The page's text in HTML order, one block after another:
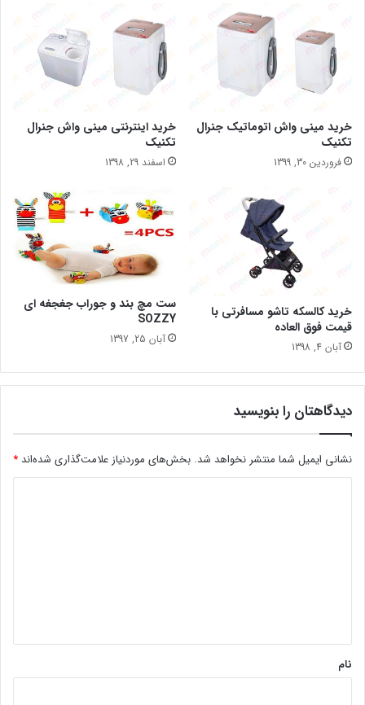
خرید مینی واش اتوماتیک جنرال
تکنیک
فروردین 30, 1399
خرید اینترنتی مینی واش جنرال
تکنیک
اسفند 29, 1398
خرید کالسکه تاشو مسافرتی با
قیمت فوق العاده
آبان 4, 1398
ست مچ بند و جوراب جغجغه ای
SOZZY
آبان 25, 1397
دیدگاهتان را بنویسید
نشانی ایمیل شما منتشر نخواهد شد. بخش‌های موردنیاز علامت‌گذاری شده‌اند *
نام